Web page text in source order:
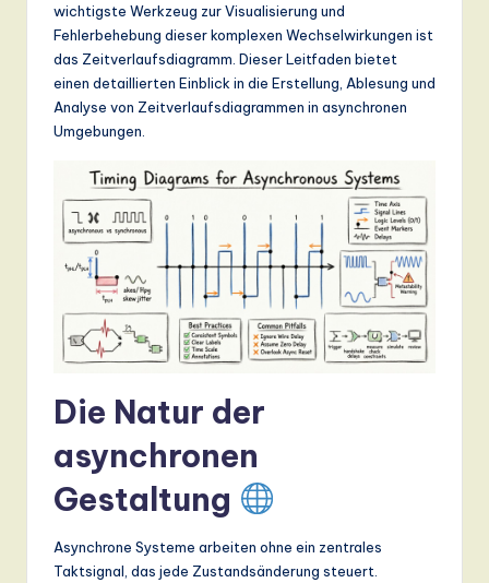
in
A
o
wichtigste Werkzeug zur Visualisierung und
Fehlerbehebung dieser komplexen Wechselwirkungen ist
das Zeitverlaufsdiagramm. Dieser Leitfaden bietet
einen detaillierten Einblick in die Erstellung, Ablesung und
Analyse von Zeitverlaufsdiagrammen in asynchronen
Umgebungen.
Die Natur der
asynchronen
Gestaltung
Asynchrone Systeme arbeiten ohne ein zentrales
Taktsignal, das jede Zustandsänderung steuert.